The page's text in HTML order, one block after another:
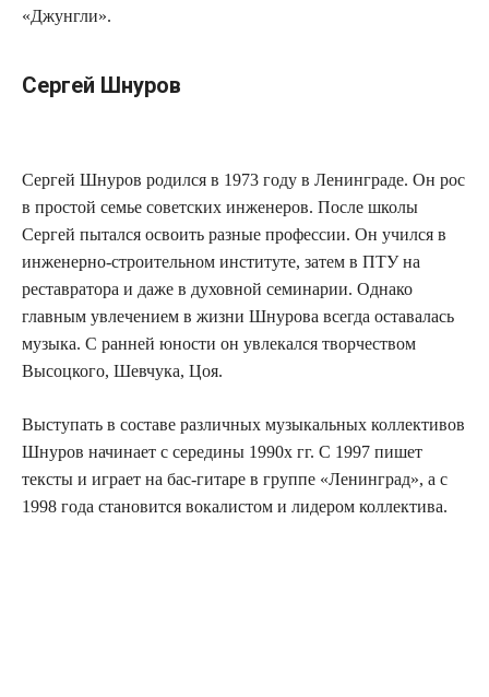
«Джунгли».
Сергей Шнуров
Сергей Шнуров родился в 1973 году в Ленинграде. Он рос
в простой семье советских инженеров. После школы
Сергей пытался освоить разные профессии. Он учился в
инженерно-строительном институте, затем в ПТУ на
реставратора и даже в духовной семинарии. Однако
главным увлечением в жизни Шнурова всегда оставалась
музыка. С ранней юности он увлекался творчеством
Высоцкого, Шевчука, Цоя.
Выступать в составе различных музыкальных коллективов
Шнуров начинает с середины 1990х гг. С 1997 пишет
тексты и играет на бас-гитаре в группе «Ленинград», а с
1998 года становится вокалистом и лидером коллектива.